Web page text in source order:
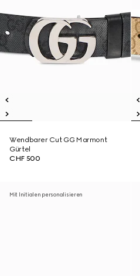
Wendbarer Cut GG Marmont
Gürtel
CHF 500
Mit Initialen personalisieren